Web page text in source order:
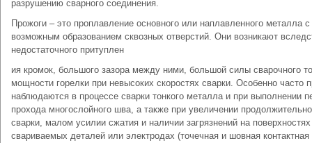
разрушению сварного соединения.
Прожоги – это проплавление основного или наплавленного металла с
возможным образованием сквозных отверстий. Они возникают
недостаточного притуплен
ия кромок, большого зазора между ними, большой силы сварочного
мощности горелки при невысоких скоростях сварки. Особенно часто
наблюдаются в процессе сварки тонкого металла и при выполнении
прохода многослойного шва, а также при увеличении
сварки, малом усилии сжатия и наличии загрязнений на поверхностях
свариваемых деталей или электродах (точечная и шовная контактная